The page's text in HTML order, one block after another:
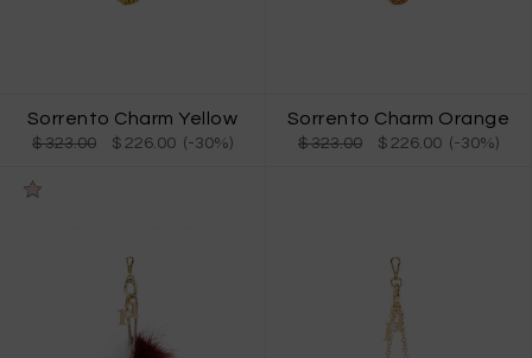
Sorrento Charm Yellow
$ 323.00 $ 226.00 (-30%)
Sorrento Charm Orange
$ 323.00 $ 226.00 (-30%)